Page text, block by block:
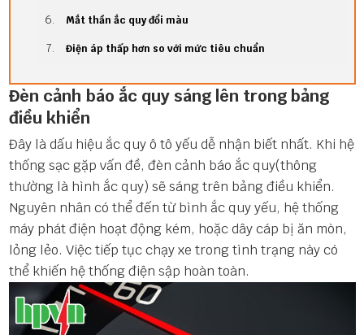
Mắt thần ắc quy đổi màu
Điện áp thấp hơn so với mức tiêu chuẩn
Đèn cảnh báo ắc quy sáng lên trong bảng
điều khiển
Đây là dấu hiệu ắc quy ô tô yếu dễ nhận biết nhất. Khi hệ
thống sạc gặp vấn đề, đèn cảnh báo ắc quy(thông
thường là hình ắc quy) sẽ sáng trên bảng điều khiển.
Nguyên nhân có thể đến từ bình ắc quy yếu, hệ thống
máy phát điện hoạt động kém, hoặc dây cáp bị ăn mòn,
lỏng lẻo. Việc tiếp tục chạy xe trong tình trạng này có
thể khiến hệ thống điện sập hoàn toàn.